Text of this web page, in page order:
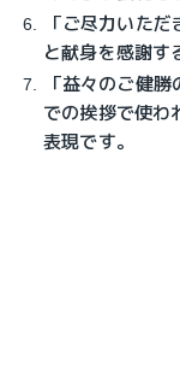
「ご尽力いた
と献身を感謝す
「益々のご健
での挨拶で使わ
表現です。